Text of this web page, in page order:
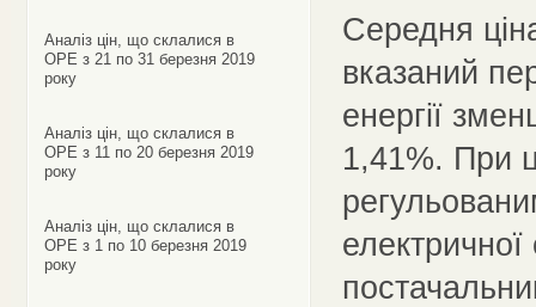
Аналіз цін, що склалися в
ОРЕ з 21 по 31 березня 2019
року
Аналіз цін, що склалися в
ОРЕ з 11 по 20 березня 2019
року
Аналіз цін, що склалися в
ОРЕ з 1 по 10 березня 2019
року
Середня
вказаний
енергії
1,41%. При